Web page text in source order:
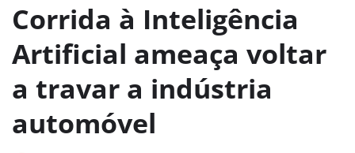
Corrida à Inteligência
Artificial ameaça voltar
a travar a indústria
automóvel